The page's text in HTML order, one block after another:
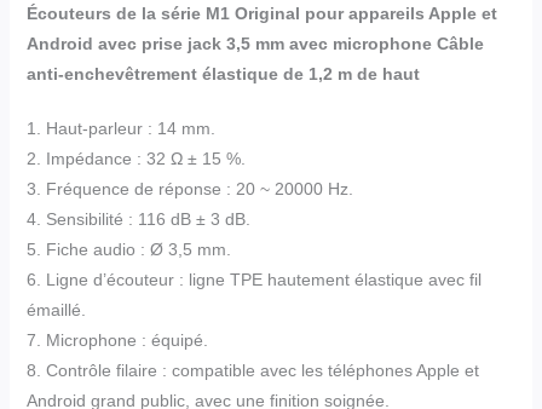
Écouteurs de la série M1 Original pour appareils Apple et
Android avec prise jack 3,5 mm avec microphone Câble
anti-enchevêtrement élastique de 1,2 m de haut
1. Haut-parleur : 14 mm.
2. Impédance : 32 Ω ± 15 %.
3. Fréquence de réponse : 20 ~ 20000 Hz.
4. Sensibilité : 116 dB ± 3 dB.
5. Fiche audio : Ø 3,5 mm.
6. Ligne d’écouteur : ligne TPE hautement élastique avec fil
émaillé.
7. Microphone : équipé.
8. Contrôle filaire : compatible avec les téléphones Apple et
Android grand public, avec une finition soignée.